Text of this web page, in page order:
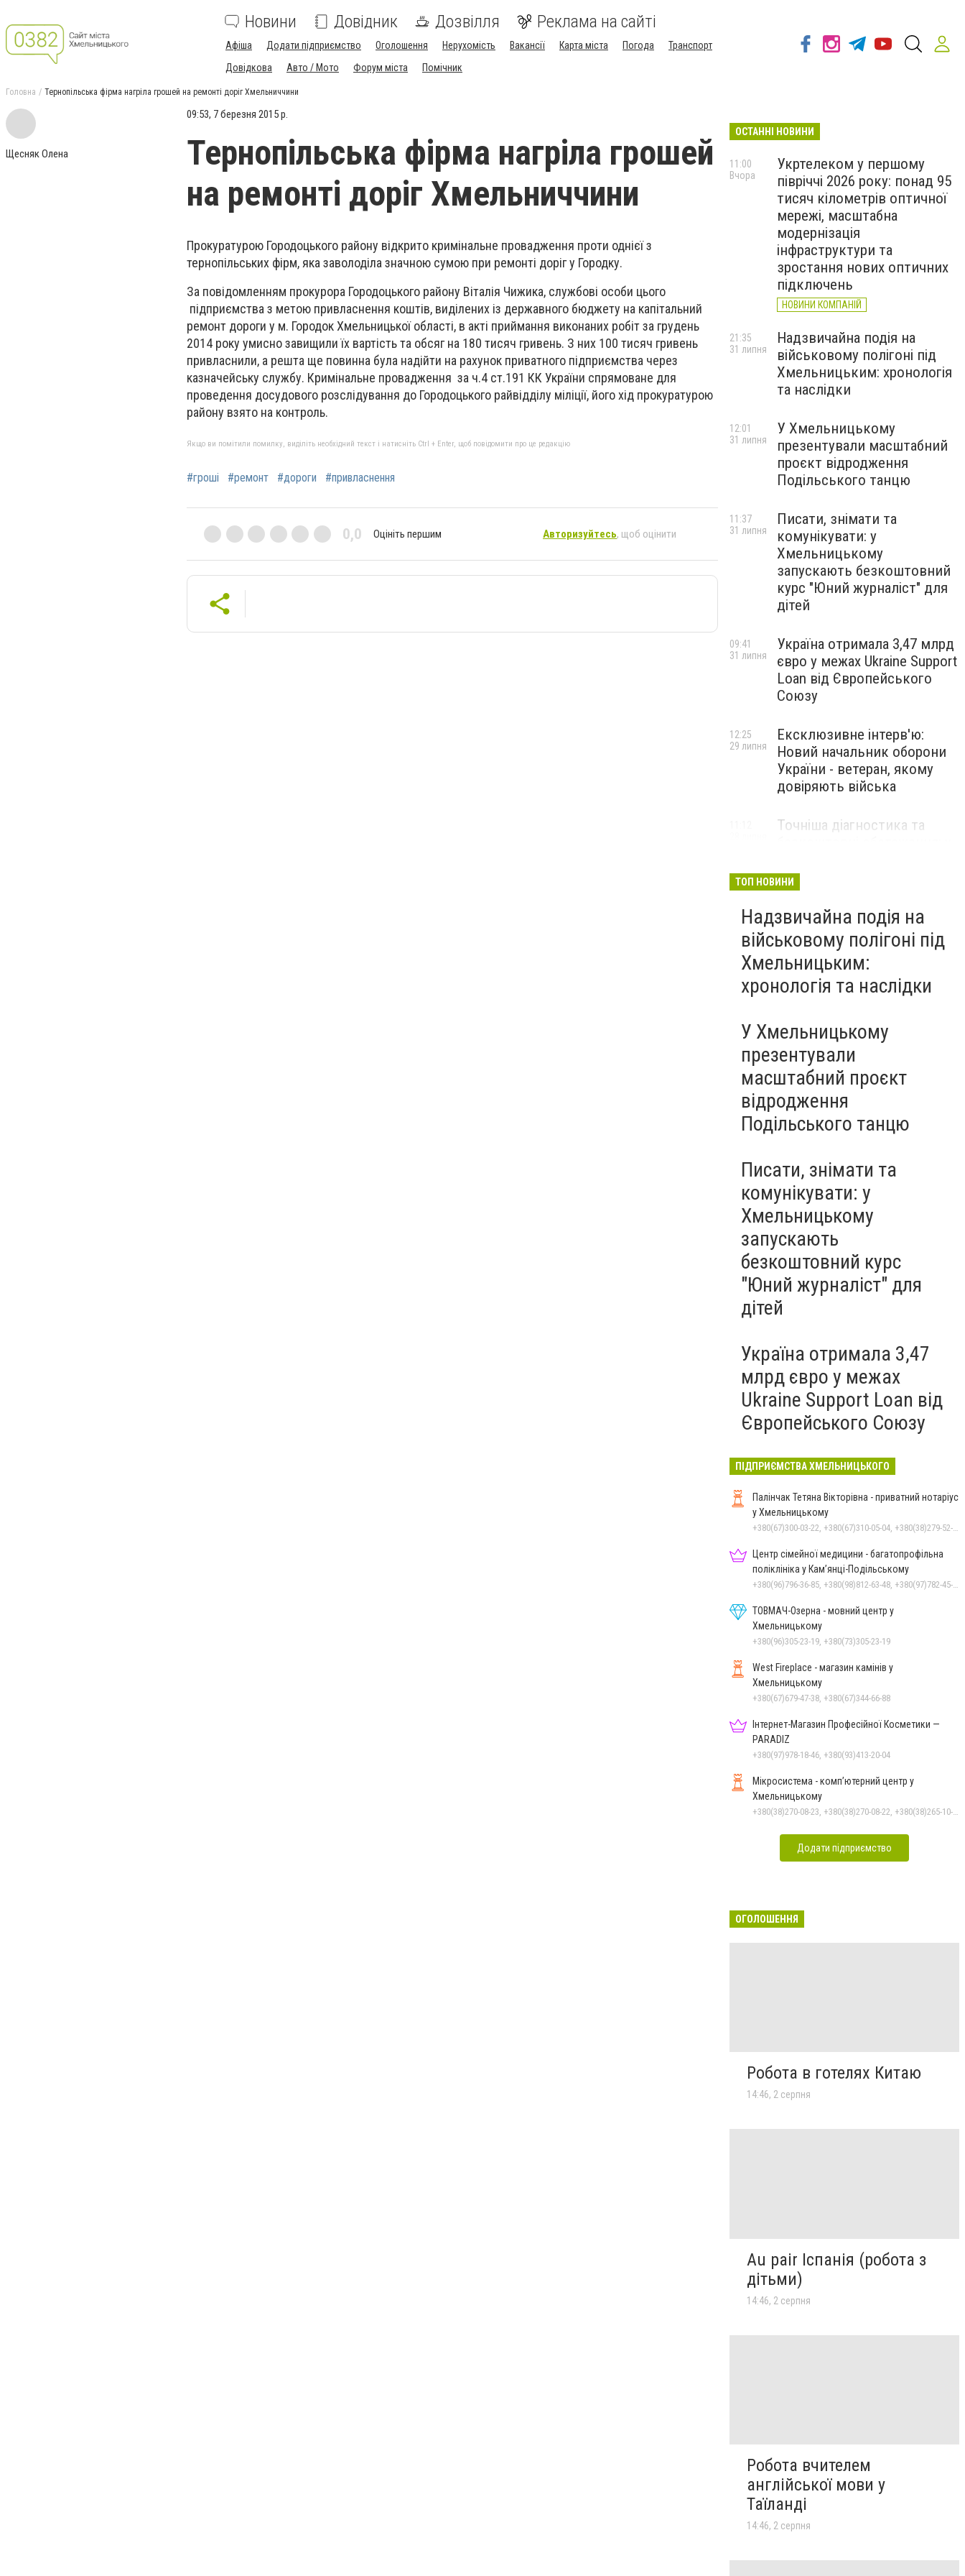
Новини Довідник Дозвілля Реклама на сайті
Афіша Додати підприємство Оголошення Нерухомість Вакансії Карта міста Погода
Транспорт
Довідкова
Авто / Мото Форум міста Помічник
Головна Тернопільська фірма нагріла грошей на ремонті доріг Хмельниччини
Щесняк Олена
09:53, 7 березня 2015 р.
Тернопільська фірма нагріла грошей
на ремонті доріг Хмельниччини
Прокуратурою Городоцького району відкрито кримінальне провадження проти однієї з
тернопільських фірм, яка заволоділа значною сумою при ремонті доріг у Городку.
За повідомленням прокурора Городоцького району Віталія Чижика, службові особи цього
підприємства з метою привласнення коштів, виділених із державного бюджету на капітальний
ремонт дороги у м. Городок Хмельницької області, в акті приймання виконаних робіт за грудень
2014 року умисно завищили їх вартість та обсяг на 180 тисяч гривень. З них 100 тисяч гривень
привласнили, а решта ще повинна була надійти на рахунок приватного підприємства через
казначейську службу. Кримінальне провадження за ч.4 ст.191 КК України спрямоване для
проведення досудового розслідування до Городоцького райвідділу міліції, його хід прокуратурою
району взято на контроль.
Якщо ви помітили помилку, виділіть необхідний текст і натисніть Ctrl + Enter, щоб повідомити про це редакцію
#гроші #ремонт #дороги #привласнення
0,0 Оцініть першим Авторизуйтесь, щоб оцінити
ОСТАННІ НОВИНИ
Укртелеком у першому
півріччі 2026 року: понад 95
тисяч кілометрів оптичної
мережі, масштабна
модернізація
інфраструктури та
зростання нових оптичних
підключень
НОВИНИ КОМПАНІЙ
11:00
Вчора
Надзвичайна подія на
військовому полігоні під
Хмельницьким: хронологія
та наслідки
21:35
31 липня
У Хмельницькому
презентували масштабний
проєкт відродження
Подільського танцю
12:01
31 липня
Писати, знімати та
комунікувати: у
Хмельницькому
запускають безкоштовний
курс "Юний журналіст" для
дітей
11:37
31 липня
Україна отримала 3,47 млрд
євро у межах Ukraine Support
Loan від Європейського
Союзу
09:41
31 липня
Ексклюзивне інтерв'ю:
Новий начальник оборони
України - ветеран, якому
довіряють війська
12:25
29 липня
Точніша діагностика та
протипухлинному центрі
запрацював новий
томограф
Паперовий флот замість
Чорноморського: як реальні
втрати Росії перетворилися
на дитячу аплікацію
23:42
27 липня
ТОП НОВИНИ
Надзвичайна подія на
військовому полігоні під
Хмельницьким:
хронологія та наслідки
У Хмельницькому
презентували
масштабний проєкт
відродження
Подільського танцю
Писати, знімати та
комунікувати: у
Хмельницькому
запускають
безкоштовний курс
"Юний журналіст" для
дітей
Україна отримала 3,47
млрд євро у межах
Ukraine Support Loan від
Європейського Союзу
ПІДПРИЄМСТВА ХМЕЛЬНИЦЬКОГО
Палінчак Тетяна Вікторівна - приватний нотаріус
у Хмельницькому
+380(67)300-03-22, +380(67)310-05-04, +380(38)279-52-33
Центр сімейної медицини - багатопрофільна
поліклініка у Кам’янці-Подільському
+380(96)796-36-85, +380(98)812-63-48, +380(97)782-45-70
ТОВМАЧ-Озерна - мовний центр у
Хмельницькому
+380(96)305-23-19, +380(73)305-23-19
West Fireplace - магазин камінів у
Хмельницькому
+380(67)679-47-38, +380(67)344-66-88
Інтернет-Магазин Професійної Косметики —
PARADIZ
+380(97)978-18-46, +380(93)413-20-04
Мікросистема - комп’ютерний центр у
Хмельницькому
+380(38)270-08-23, +380(38)270-08-22, +380(38)265-10-45, +380(38)276-40-56
Додати підприємство
ОГОЛОШЕННЯ
Робота в готелях Китаю
14:46, 2 серпня
Au pair Іспанія (робота з
дітьми)
14:46, 2 серпня
Робота вчителем
англійської мови у
Таїланді
14:46, 2 серпня